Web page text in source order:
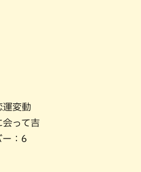
運変動
って吉
ー：6